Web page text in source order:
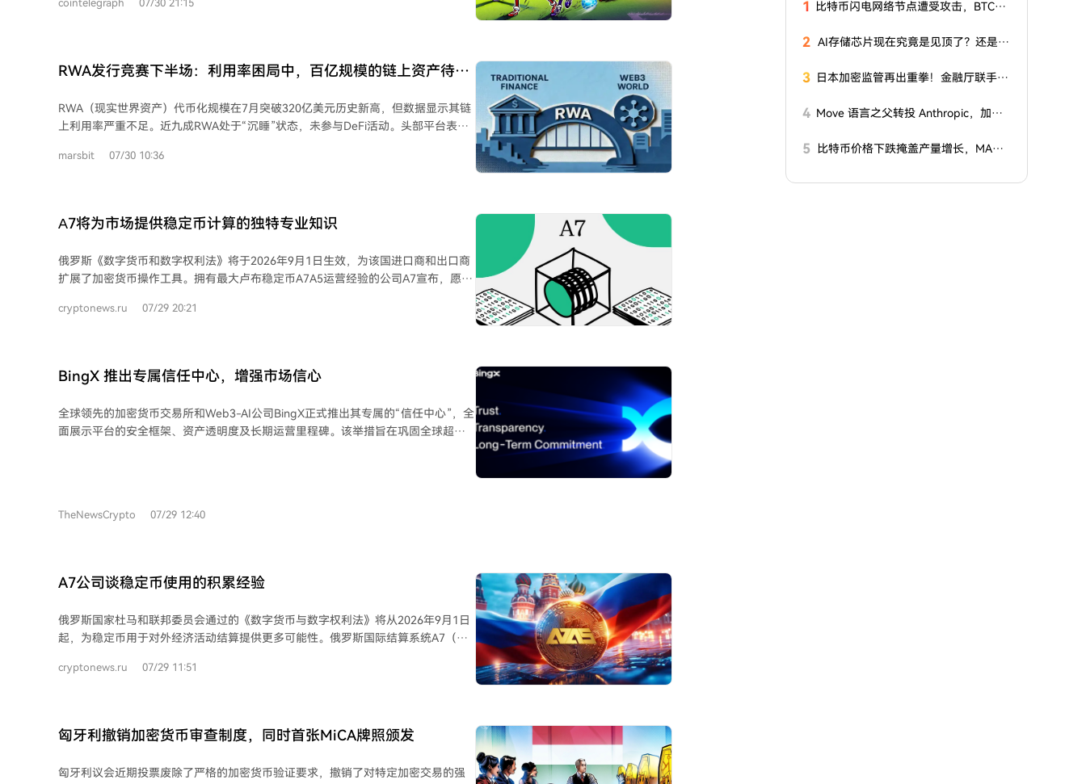
动的63%。投注总额包括赛前和赛中的交易，在为期五周的世界杯期间，投注额约
法参与程度有限：参与预测市场的钱包中仅有不到1%与非法行为者有关联，不过仍
有约540万美元的资金流出来自受制裁实体或其他非法来源。 报告同时强调了基于
FIFA Collect NFT，并通过该平台分发了超过10万张比赛门票。与受制裁实体相关的
钱包占FIFA Collect用户的比例不到0.01%，Chainalysis将此部分归因于平台的身份
验证要求。 报告认为，这些发现表明区块链将在全球重大事件中扮演越来越重要的
cointelegraph 07/30 21:15
RWA发行竞赛下半场：利用率困局中，百亿规模的链上资产待唤
RWA（现实世界资产）代币化规模在7月突破320亿美元历史新高，但数据显示其链
上利用率严重不足。近九成RWA处于“沉睡”状态，未参与DeFi活动。头部平台表现
规模较小的Maple Finance凭借信贷协议模式，利用率高达62%。 利用率低下的原
自由流通；最后，流动性基础设施缺失，导致做市困难、定价和清算机制不成熟。
行业竞争焦点正从“发行竞赛”转向“应用之争”。原生信贷协议和分发渠道整合成为
是，拥有成熟用户生态的入口型平台（如Robinhood Crypto）能极大加速资产采
纳，凸显渠道与分销网络的重要性。 总之，RWA赛道的下一阶段挑战在于唤醒链上
资产的流动性，推动其在DeFi中真正流转和使用，而不仅仅是完成资产上链。
marsbit 07/30 10:36
А7将为市场提供稳定币计算的独特专业知识
俄罗斯《数字货币和数字权利法》将于2026年9月1日生效，为该国进口商和出口商
扩展了加密货币操作工具。拥有最大卢布稳定币A7A5运营经验的公司А7宣布，愿意
与国际合作总监奥列格·奥吉延科表示，公司专家已积累了大量实操经验，涵盖此类
他监管机构后续颁布的细则调整自身业务流程。 俄罗斯央行此前已阐明，进出口商
可通过中介或直接使用数字货币进行跨境结算，但此类资产在俄境内的使用仍将受
А7方面曾指出，俄罗斯拟议的加密资产监管模式主要优势在于赋予对外贸易高度的
交易自由，但也提到对个人用户的限制以及系统以银行为中心可能抑制国内数字资
cryptonews.ru 07/29 20:21
BingX 推出专属信任中心，增强市场信心
全球领先的加密货币交易所和Web3-AI公司BingX正式推出其专属的“信任中心”，全
面展示平台的安全框架、资产透明度及长期运营里程碑。该举措旨在巩固全球超过
ISO/IEC 27001国际安全认证。 在合规与创新方面，BingX的欧洲实体已根据MiCAR
期合作，并在2026年成为Scuderia Ferrari HP的首个加密货币交易所合作伙伴。 此
外，BingX通过价值1000万美元的慈善基金，持续支持全球人道主义救援、教育、
前五的加密衍生品交易所之一，也是加密跟单交易的先驱，致力于通过AI驱动的产
品矩阵满足不同层级用户的需求。
TheNewsCrypto 07/29 12:40
A7公司谈稳定币使用的积累经验
俄罗斯国家杜马和联邦委员会通过的《数字货币与数字权利法》将从2026年9月1日
起，为稳定币用于对外经济活动结算提供更多可能性。俄罗斯国际结算系统A7（由
（DFA）资格的俄罗斯卢布稳定币A7A5的运营方。 根据俄罗斯央行的解释，新法律
求。 A7A5项目政府关系与国际联络总监奥列格·奥吉延科表示，对许多公司而言，
数字资产结算仍是新实践，而A7的专家已在相关交易的法律手续、合规审查、外汇
在客户业务中运用此专长，并计划根据央行及其他相关法规的出台，调整自身的业
cryptonews.ru 07/29 11:51
匈牙利撤销加密货币审查制度，同时首张MiCA牌照颁发
匈牙利议会近期投票废除了严格的加密货币验证要求，撤销了对特定加密交易的强
1
比特币闪电网络节点遭受攻击，BTCPa
2 AI存储芯片现在究竟是见顶了？还是见
3
日本加密监管再出重拳！金融厅联手警
4 Move 语言之父转投 Anthropic，加密
5
比特币价格下跌掩盖产量增长，MARA